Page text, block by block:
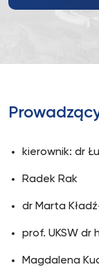
kierownik: dr
Radek Rak
dr Marta
prof. UKSW dr
Magdalena